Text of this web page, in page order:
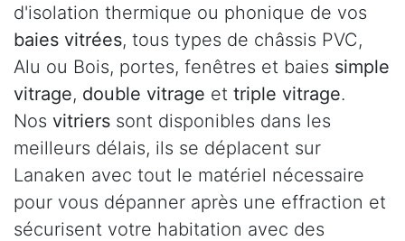
d'isolation thermique ou phonique de vos
baies vitrées, tous types de châssis PVC,
Alu ou Bois, portes, fenêtres et baies simple
vitrage, double vitrage et triple vitrage.
Nos vitriers sont disponibles dans les
meilleurs délais, ils se déplacent sur
Lanaken avec tout le matériel nécessaire
pour vous dépanner après une effraction et
sécurisent votre habitation avec des